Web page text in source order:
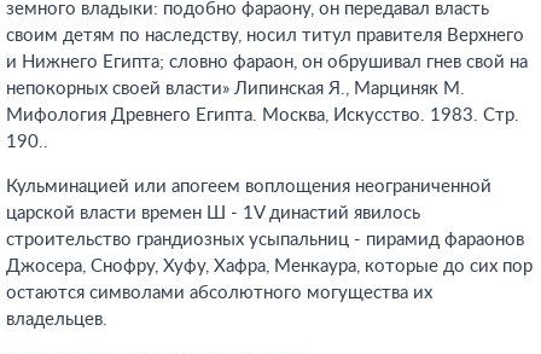
земного владыки: подобно фараону, он передавал власть
своим детям по наследству, носил титул правителя Верхнего
и Нижнего Египта; словно фараон, он обрушивал гнев свой на
непокорных своей власти» Липинская Я., Марциняк М.
Мифология Древнего Египта. Москва, Искусство. 1983. Стр.
190..
Кульминацией или апогеем воплощения неограниченной
царской власти времен Ш - 1V династий явилось
строительство грандиозных усыпальниц - пирамид фараонов
Джосера, Снофру, Хуфу, Хафра, Менкаура, которые до сих пор
остаются символами абсолютного могущества их
владельцев.